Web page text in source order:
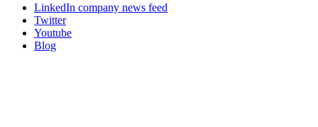
LinkedIn company news feed
Twitter
Youtube
Blog